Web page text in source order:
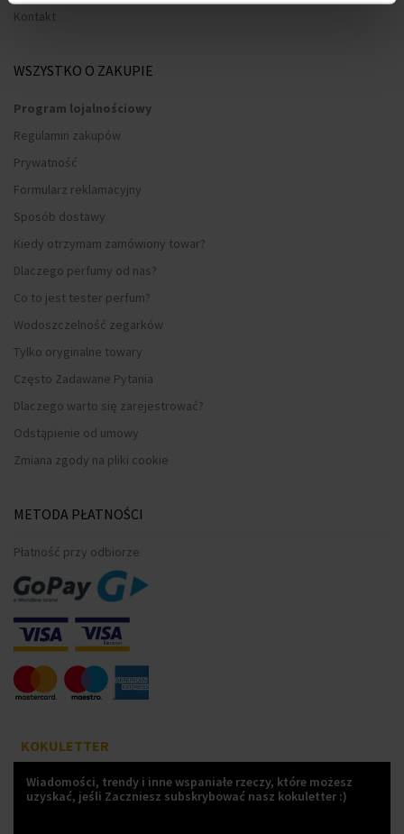
Kontakt
WSZYSTKO O ZAKUPIE
Program lojalnościowy
Regulamin zakupów
Prywatność
Formularz reklamacyjny
Sposób dostawy
Kiedy otrzymam zamówiony towar?
Dlaczego perfumy od nas?
Co to jest tester perfum?
Wodoszczelność zegarków
Tylko oryginalne towary
Często Zadawane Pytania
Dlaczego warto się zarejestrować?
Odstąpienie od umowy
Zmiana zgody na pliki cookie
METODA PŁATNOŚCI
Płatność przy odbiorze
KOKULETTER
Wiadomości, trendy i inne wspaniałe rzeczy, które możesz
uzyskać, jeśli Zaczniesz subskrybować nasz kokuletter :)